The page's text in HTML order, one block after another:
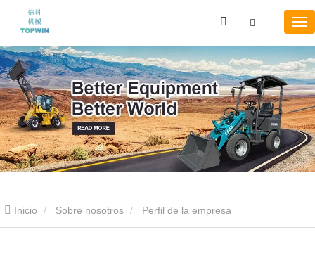
Inicio Sobre nosotros Perfil de la empresa